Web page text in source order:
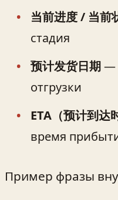
当前进度 / 当前
стадия
预计发货日期—
отгрузки
ETA（预计到达
время
Пример фразы